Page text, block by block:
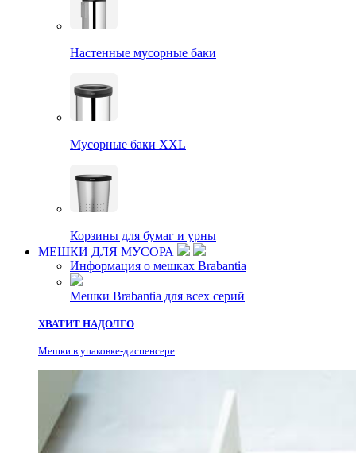
Настенные мусорные баки
Мусорные баки XXL
Корзины для бумаг и урны
МЕШКИ ДЛЯ МУСОРА
Информация о мешках Brabantia
Мешки Brabantia для всех серий
ХВАТИТ НАДОЛГО
Мешки в упаковке-диспенсере